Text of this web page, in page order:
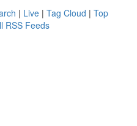
| Live | Tag Cloud | Top
RSS Feeds